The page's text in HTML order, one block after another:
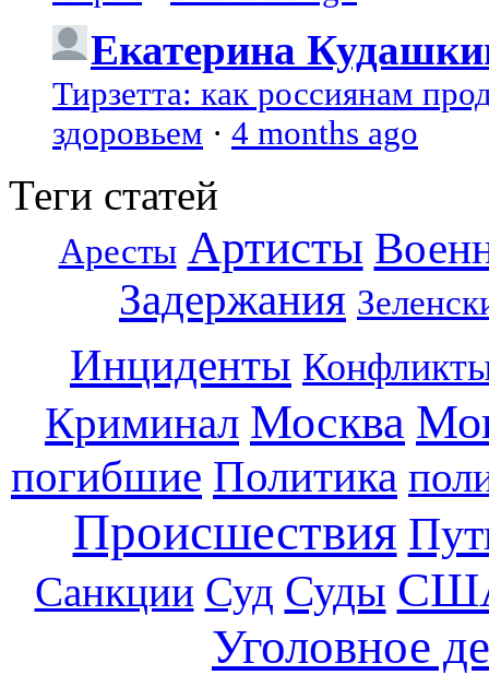
Екатерина
Тирзетта: как россиянам
здоровьем · 4 months ago
Теги статей
Аресты Артисты
Задержания
Инциденты
Криминал Москва
погибшие Политика
Происшествия
Санкции Суд Суды
Уголовное